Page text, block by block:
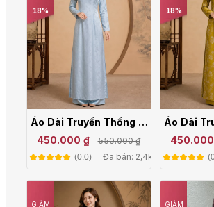
18%
Áo Dài Truyền Thống Nữ
Gấm Trúc Đào Thanh
Lịch Mặc Lễ, Tết, Chụp
450.000 ₫ 550.000 ₫
(0.0) Đã bán: 2,4k
18%
Áo Dài
Cổ
Cấp
GIẢM GIẢM